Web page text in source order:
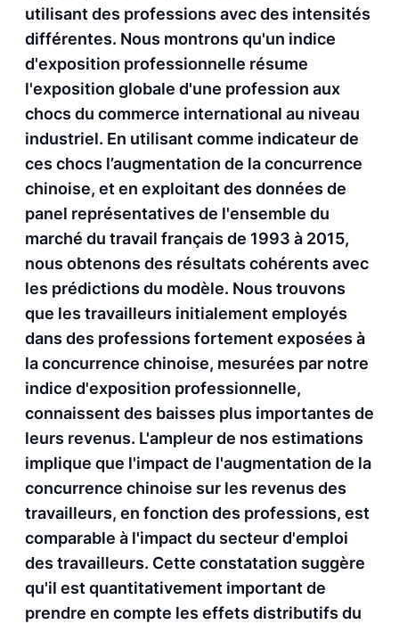
utilisant des professions avec des intensités
différentes. Nous montrons qu'un indice
d'exposition professionnelle résume
l'exposition globale d'une profession aux
chocs du commerce international au niveau
industriel. En utilisant comme indicateur de
ces chocs l’augmentation de la concurrence
chinoise, et en exploitant des données de
panel représentatives de l'ensemble du
marché du travail français de 1993 à 2015,
nous obtenons des résultats cohérents avec
les prédictions du modèle. Nous trouvons
que les travailleurs initialement employés
dans des professions fortement exposées à
la concurrence chinoise, mesurées par notre
indice d'exposition professionnelle,
connaissent des baisses plus importantes de
leurs revenus. L'ampleur de nos estimations
implique que l'impact de l'augmentation de la
concurrence chinoise sur les revenus des
travailleurs, en fonction des professions, est
comparable à l'impact du secteur d'emploi
des travailleurs. Cette constatation suggère
qu'il est quantitativement important de
prendre en compte les effets distributifs du